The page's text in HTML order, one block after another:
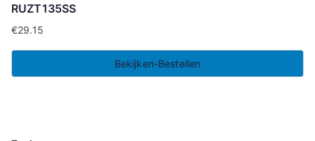
RUZT135SS
€29.15
Bekijken-Bestellen